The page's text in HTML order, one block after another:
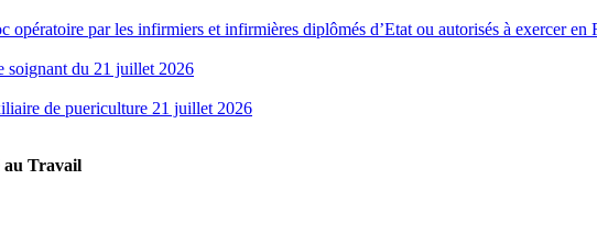
opératoire par les infirmiers et infirmières diplômés d’Etat ou autorisés à exercer en
soignant du 21 juillet 2026
de puericulture 21 juillet 2026
au Travail